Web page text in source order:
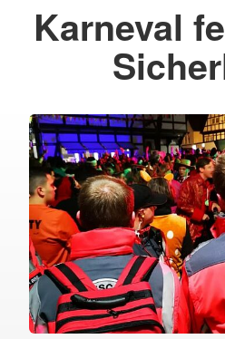
Karneval